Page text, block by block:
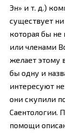
Эн» и т. д.)
существует
которая бы
или членами
желает этому
бы одну и
интересуют
они скупили
Саентологии.
помощи